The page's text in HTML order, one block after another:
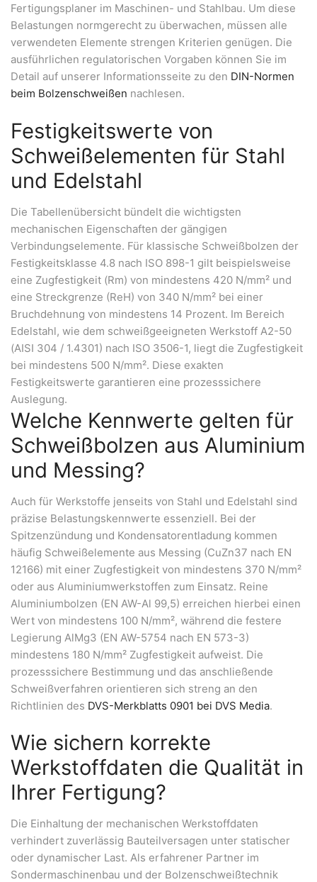
Fertigungsplaner im Maschinen- und Stahlbau. Um diese
Belastungen normgerecht zu überwachen, müssen alle
verwendeten Elemente strengen Kriterien genügen. Die
ausführlichen regulatorischen Vorgaben können Sie im
Detail auf unserer Informationsseite zu den DIN-Normen
beim Bolzenschweißen nachlesen.
Festigkeitswerte von
Schweißelementen für Stahl
und Edelstahl
Die Tabellenübersicht bündelt die wichtigsten
mechanischen Eigenschaften der gängigen
Verbindungselemente. Für klassische Schweißbolzen der
Festigkeitsklasse 4.8 nach ISO 898-1 gilt beispielsweise
eine Zugfestigkeit (Rm) von mindestens 420 N/mm² und
eine Streckgrenze (ReH) von 340 N/mm² bei einer
Bruchdehnung von mindestens 14 Prozent. Im Bereich
Edelstahl, wie dem schweißgeeigneten Werkstoff A2-50
(AISI 304 / 1.4301) nach ISO 3506-1, liegt die Zugfestigkeit
bei mindestens 500 N/mm². Diese exakten
Festigkeitswerte garantieren eine prozesssichere
Auslegung.
Welche Kennwerte gelten für
Schweißbolzen aus Aluminium
und Messing?
Auch für Werkstoffe jenseits von Stahl und Edelstahl sind
präzise Belastungskennwerte essenziell. Bei der
Spitzenzündung und Kondensatorentladung kommen
häufig Schweißelemente aus Messing (CuZn37 nach EN
12166) mit einer Zugfestigkeit von mindestens 370 N/mm²
oder aus Aluminiumwerkstoffen zum Einsatz. Reine
Aluminiumbolzen (EN AW-Al 99,5) erreichen hierbei einen
Wert von mindestens 100 N/mm², während die festere
Legierung AlMg3 (EN AW-5754 nach EN 573-3)
mindestens 180 N/mm² Zugfestigkeit aufweist. Die
prozesssichere Bestimmung und das anschließende
Schweißverfahren orientieren sich streng an den
Richtlinien des DVS-Merkblatts 0901 bei DVS Media.
Wie sichern korrekte
Werkstoffdaten die Qualität in
Ihrer Fertigung?
Die Einhaltung der mechanischen Werkstoffdaten
verhindert zuverlässig Bauteilversagen unter statischer
oder dynamischer Last. Als erfahrener Partner im
Sondermaschinenbau und der Bolzenschweißtechnik